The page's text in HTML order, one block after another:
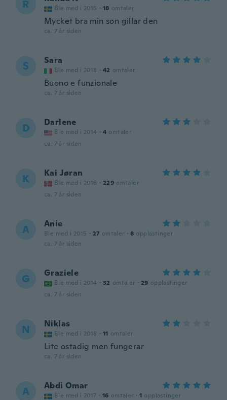
R Ble med i 2015 · 18 omtaler
Mycket bra min son gillar den
ca. 7 år siden
S Sara
Ble med i 2018 · 42 omtaler
Buono e funzionale
ca. 7 år siden
D Darlene
Ble med i 2014 · 4 omtaler
ca. 7 år siden
K Kai Jøran
Ble med i 2016 · 229 omtaler
ca. 7 år siden
A Anie
Ble med i 2015 · 27 omtaler · 8 opplastinger
ca. 7 år siden
G Graziele
Ble med i 2014 · 32 omtaler · 29 opplastinger
ca. 7 år siden
N Niklas
Ble med i 2018 · 11 omtaler
Lite ostadig men fungerar
ca. 7 år siden
A Abdi Omar
Ble med i 2017 · 16 omtaler · 1 opplastinger